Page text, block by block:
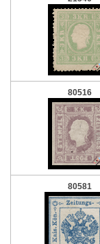
80516
80581